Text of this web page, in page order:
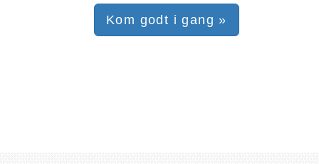
Kom godt i gang »